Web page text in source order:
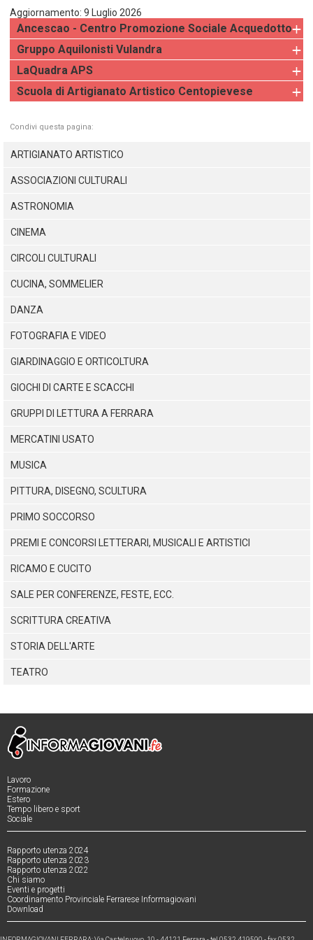
Coordinamento Provinciale Ferrarese Informagiovani
SOCIALE
Aggiornamento: 9 Luglio 2026
Ancescao - Centro Promozione Sociale Acquedotto
Gruppo Aquilonisti Vulandra
LaQuadra APS
Scuola di Artigianato Artistico Centopievese
Condivi questa pagina:
ARTIGIANATO ARTISTICO
ASSOCIAZIONI CULTURALI
ASTRONOMIA
CINEMA
CIRCOLI CULTURALI
CUCINA, SOMMELIER
DANZA
FOTOGRAFIA E VIDEO
GIARDINAGGIO E ORTICOLTURA
GIOCHI DI CARTE E SCACCHI
GRUPPI DI LETTURA A FERRARA
MERCATINI USATO
MUSICA
PITTURA, DISEGNO, SCULTURA
PRIMO SOCCORSO
PREMI E CONCORSI LETTERARI, MUSICALI E ARTISTICI
RICAMO E CUCITO
SALE PER CONFERENZE, FESTE, ECC.
SCRITTURA CREATIVA
STORIA DELL'ARTE
TEATRO
Lavoro
Formazione
Estero
Tempo libero e sport
Sociale
Rapporto utenza 2024
Rapporto utenza 2023
Rapporto utenza 2022
Chi siamo
Eventi e progetti
Coordinamento Provinciale Ferrarese Informagiovani
Download